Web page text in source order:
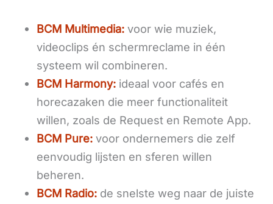
BCM Multimedia: voor wie muziek,
videoclips én schermreclame in één
systeem wil combineren.
BCM Harmony: ideaal voor cafés en
horecazaken die meer functionaliteit
willen, zoals de Request en Remote App.
BCM Pure: voor ondernemers die zelf
eenvoudig lijsten en sferen willen
beheren.
BCM Radio: de snelste weg naar de juiste